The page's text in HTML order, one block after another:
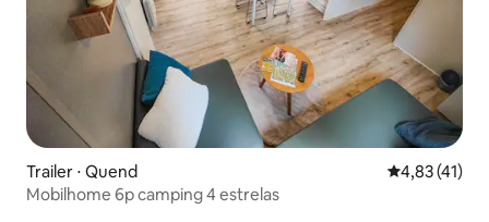
Trailer ⋅ Quend 4,83 de uma
4,83 (41)
Mobilhome 6p camping 4 estrelas